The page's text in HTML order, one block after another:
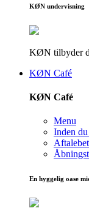
KØN undervisning
KØN tilbyder
KØN Café
KØN Café
Menu
Inden du
En hyggelig oase